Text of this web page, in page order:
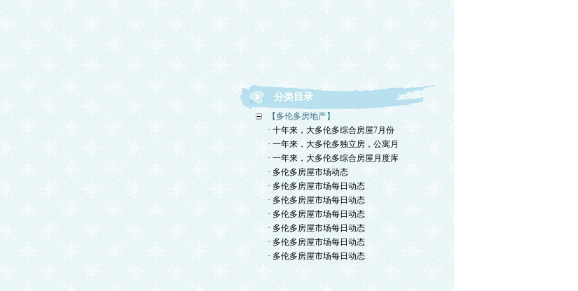
分类目录
【多伦多房地产】
· 十年来，大多伦多综合房屋7月份
· 一年来，大多伦多独立房，公寓月
· 一年来，大多伦多综合房屋月度库
· 多伦多房屋市场动态
· 多伦多房屋市场每日动态
· 多伦多房屋市场每日动态
· 多伦多房屋市场每日动态
· 多伦多房屋市场每日动态
· 多伦多房屋市场每日动态
· 多伦多房屋市场每日动态